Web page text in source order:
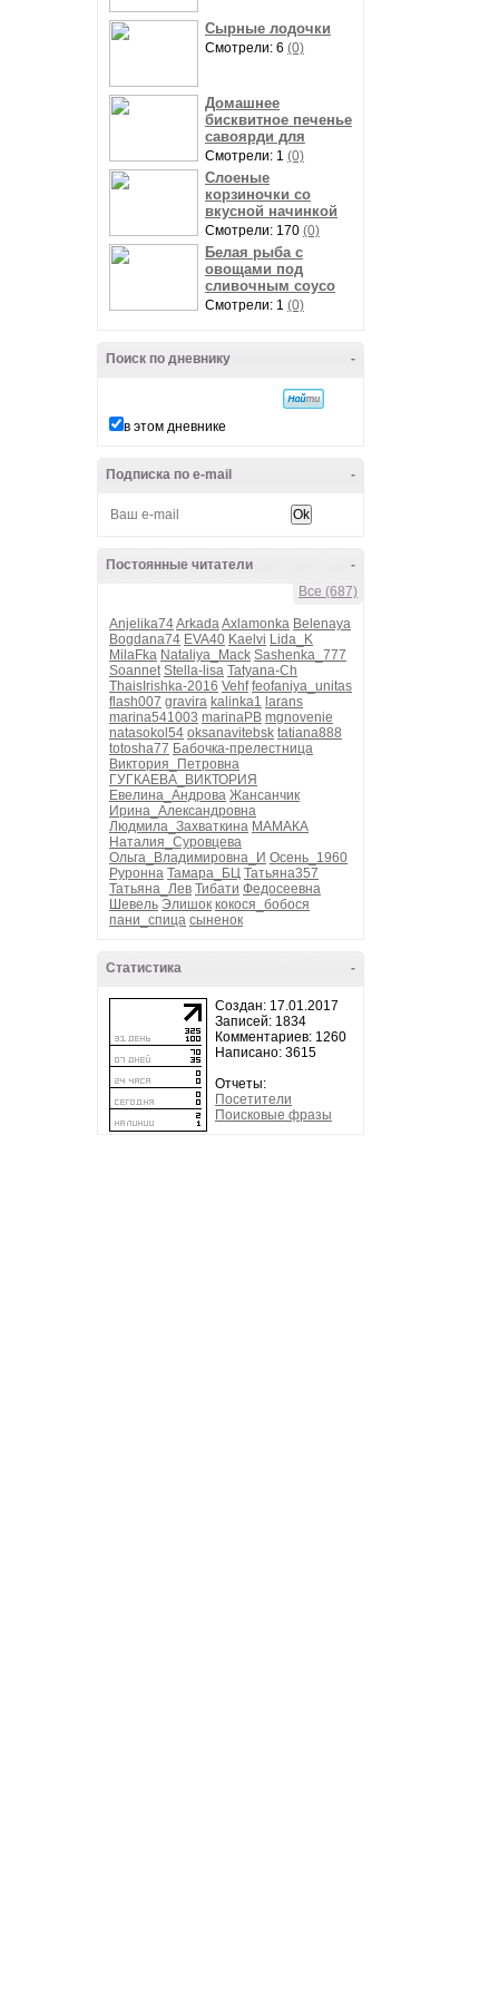
Сырные лодочки
Смотрели: 6 (0)
Домашнее
бисквитное печенье
савоярди для
Смотрели: 1 (0)
Слоеные
корзиночки со
вкусной начинкой
Смотрели: 170 (0)
Белая рыба с
овощами под
сливочным соусо
Смотрели: 1 (0)
-
Поиск по дневнику
в этом дневнике
-
Подписка по e-mail
-
Постоянные читатели
Все (687)
Anjelika74ArkadaAxlamonka Belenaya
Bogdana74 EVA40 Kaelvi Lida_K
MilaFka Nataliya_Mack Sashenka_777
Soannet Stella-lisa Tatyana-Ch
ThaisIrishka-2016 Vehf feofaniya_unitas
flash007 gravira kalinka1 larans
marina541003 marinaPB mgnovenie
natasokol54 oksanavitebsk tatiana888
totosha77 Бабочка-прелестница
Виктория_Петровна
ГУГКАЕВА_ВИКТОРИЯ
Евелина_Андрова Жансанчик
Ирина_Александровна
Людмила_Захваткина МАМАКА
Наталия_Суровцева
Ольга_Владимировна_И Осень_1960
Руронна Тамара_БЦ Татьяна357
Татьяна_Лев Тибати Федосеевна
Шевель Элишок кокося_бобося
пани_спица сыненок
-
Статистика
Создан: 17.01.2017
Записей: 1834
Комментариев: 1260
Написано: 3615
Отчеты:
Посетители
Поисковые фразы